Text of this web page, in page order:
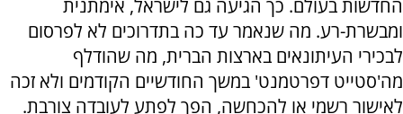
החדשות בעולם. כך הגיעה גם לישראל, אימתנית
ומבשרת-רע. מה שנאמר עד כה בתדרוכים לא לפרסום
לבכירי העיתונאים בארצות הברית, מה שהודלף
מה'סטייט דפרטמנט' במשך החודשיים הקודמים ולא זכה
לאישור רשמי או להכחשה, הפך לפתע לעובדה צורבת.